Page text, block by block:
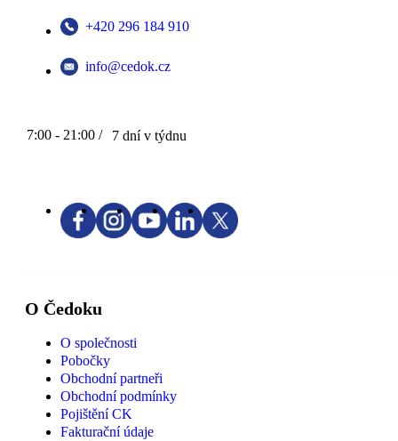
+420 296 184 910
info@cedok.cz
7:00 - 21:00 / 7 dní v týdnu
O Čedoku
O společnosti
Pobočky
Obchodní partneři
Obchodní podmínky
Pojištění CK
Fakturační údaje